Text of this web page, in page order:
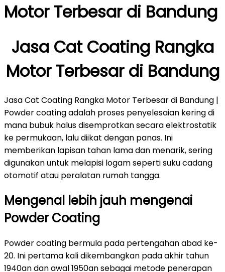
Motor Terbesar di Bandung
Jasa Cat Coating Rangka
Motor Terbesar di Bandung
Jasa Cat Coating Rangka Motor Terbesar di Bandung |
Powder coating adalah proses penyelesaian kering di
mana bubuk halus disemprotkan secara elektrostatik
ke permukaan, lalu diikat dengan panas. Ini
memberikan lapisan tahan lama dan menarik, sering
digunakan untuk melapisi logam seperti suku cadang
otomotif atau peralatan rumah tangga.
Mengenal lebih jauh mengenai
Powder Coating
Powder coating bermula pada pertengahan abad ke-
20. Ini pertama kali dikembangkan pada akhir tahun
1940an dan awal 1950an sebagai metode penerapan